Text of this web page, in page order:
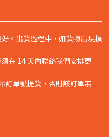
。出貨過程中，如貨物出現損
在 14 天內聯絡我們安排更
訂單號提貨，否則該訂單無